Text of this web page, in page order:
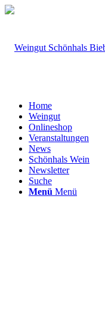
Home
Weingut
Onlineshop
Veranstaltungen
News
Schönhals Wein
Newsletter
Suche
Menü Menü